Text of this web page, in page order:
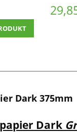
Dark 375mm
Dark